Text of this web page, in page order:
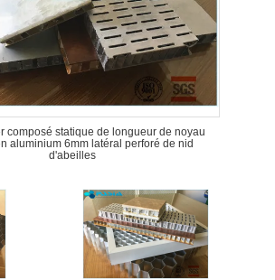
composé statique de longueur de noyau
aluminium 6mm latéral perforé de nid
d'abeilles